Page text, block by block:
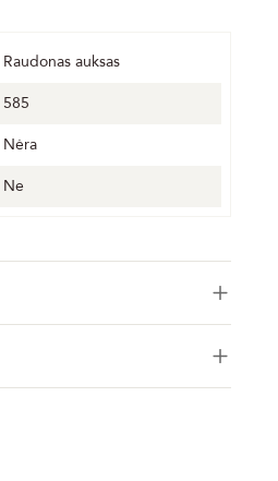
Raudonas auksas
585
Nėra
Ne